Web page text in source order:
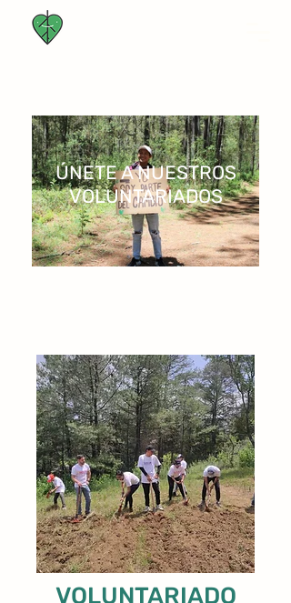
ÚNETE A NUESTROS
VOLUNTARIADOS
VOLUNTARIADO